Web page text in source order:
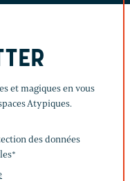
et magiques en vous
Atypiques.
des données
*